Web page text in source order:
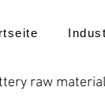
raw material